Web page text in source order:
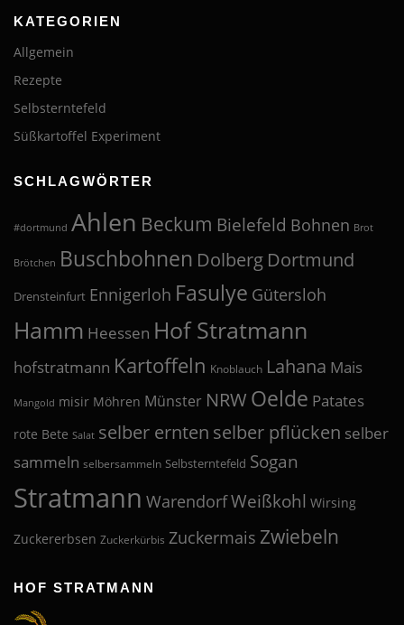
KATEGORIEN
Allgemein
Rezepte
Selbsterntefeld
Süßkartoffel Experiment
SCHLAGWÖRTER
#dortmund Ahlen Beckum Bielefeld Bohnen Brot
Brötchen Buschbohnen Dolberg Dortmund
Drensteinfurt Ennigerloh Fasulye Gütersloh
Hamm Heessen Hof Stratmann
hofstratmann Kartoffeln Knoblauch Lahana Mais
Mangold misir Möhren Münster NRW Oelde Patates
rote Bete Salat selber ernten selber pflücken selber
sammeln selbersammeln Selbsterntefeld Sogan
Stratmann WarendorfWeißkohl Wirsing
Zuckererbsen Zuckerkürbis Zuckermais Zwiebeln
HOF STRATMANN